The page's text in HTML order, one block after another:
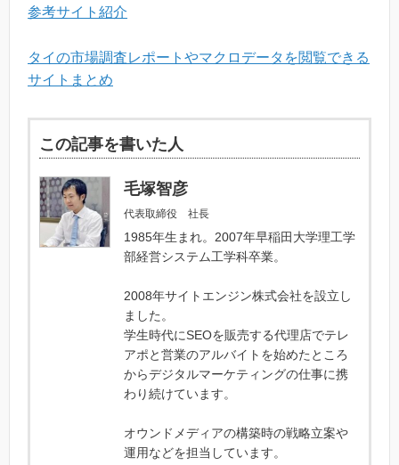
参考サイト紹介
タイの市場調査レポートやマクロデータを閲覧できる
サイトまとめ
この記事を書いた人
毛塚智彦
代表取締役 社長
1985年生まれ。2007年早稲田大学理工学
部経営システム工学科卒業。
2008年サイトエンジン株式会社を設立し
ました。
学生時代にSEOを販売する代理店でテレ
アポと営業のアルバイトを始めたところ
からデジタルマーケティングの仕事に携
わり続けています。
オウンドメディアの構築時の戦略立案や
運用などを担当しています。